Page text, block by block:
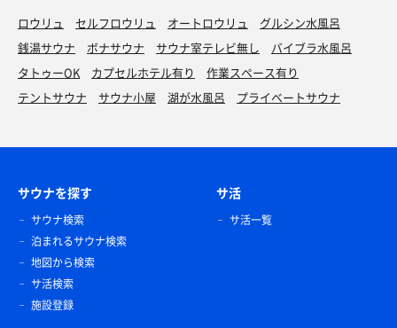
ロウリュ セルフロウリュ オートロウリュ
グルシン水風呂
銭湯サウナ
ボナサウナ サウナ室テレビ無し
バイブラ水風呂
タトゥーOK
カプセルホテル有り
作業スペース有り
テントサウナ
サウナ小屋 湖が水風呂 プライベートサウナ
サウナを探す
サウナ検索
泊まれるサウナ検索
地図から検索
サ活検索
施設登録
サ活
サ活一覧